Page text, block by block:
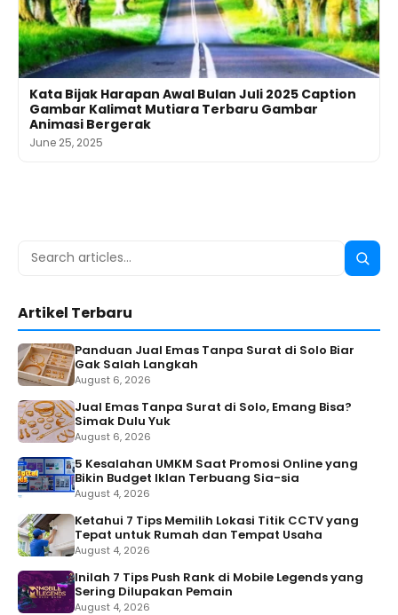
Kata Bijak Harapan Awal Bulan Juli 2025 Caption
Gambar Kalimat Mutiara Terbaru Gambar
Animasi Bergerak
June 25, 2025
Search
Search
Artikel Terbaru
Panduan Jual Emas Tanpa Surat di Solo Biar
Gak Salah Langkah
August 6, 2026
Jual Emas Tanpa Surat di Solo, Emang Bisa?
Simak Dulu Yuk
August 6, 2026
5 Kesalahan UMKM Saat Promosi Online yang
Bikin Budget Iklan Terbuang Sia-sia
August 4, 2026
Ketahui 7 Tips Memilih Lokasi Titik CCTV yang
Tepat untuk Rumah dan Tempat Usaha
August 4, 2026
Inilah 7 Tips Push Rank di Mobile Legends yang
Sering Dilupakan Pemain
August 4, 2026